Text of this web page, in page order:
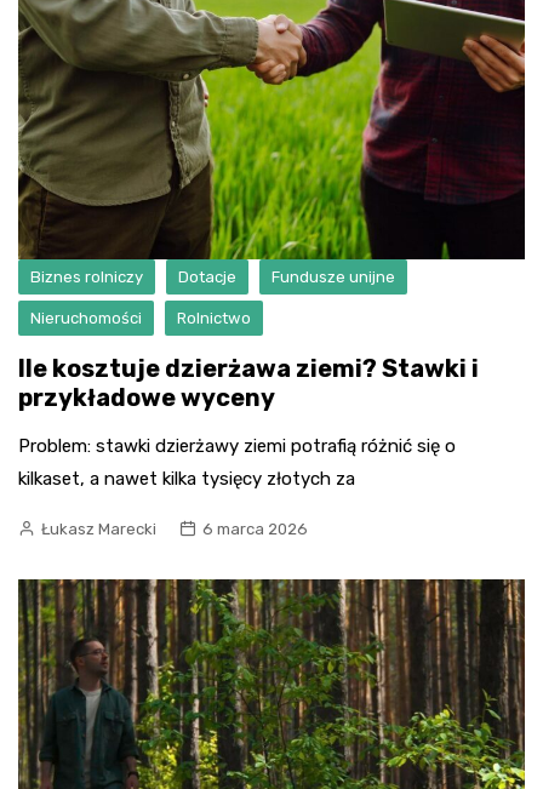
Biznes rolniczy Dotacje Fundusze unijne
Nieruchomości Rolnictwo
Ile kosztuje dzierżawa ziemi? Stawki i
przykładowe wyceny
Problem: stawki dzierżawy ziemi potrafią różnić się o
kilkaset, a nawet kilka tysięcy złotych za
Łukasz Marecki 6 marca 2026